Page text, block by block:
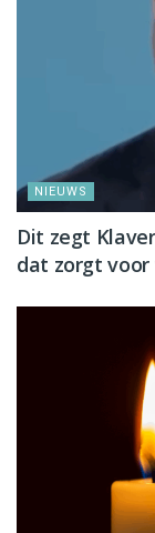
NIEUWS
Dit zegt
dat zorgt voor